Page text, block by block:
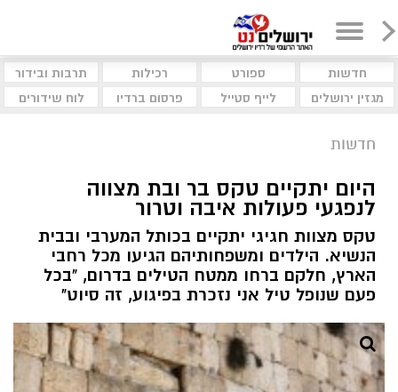
חדשות ספורט רכילות
תרבות ובידור
מגזין ירושלים
לייף סטייל פרסום ברדיו לוח שידורים
חדשות
היום יתקיים טקס בר ובת מצווה
לנפגעי פעולות איבה וטרור
טקס מצוות חגיגי יתקיים בכותל המערבי ובבית
הנשיא. הילדים ומשפחותיהם הגיעו מכל רחבי
הארץ, חלקם ברחו ממטח הטילים בדרום, "בכל
פעם שנופל טיל אני נזכרת בפיגוע, זה סיוט"